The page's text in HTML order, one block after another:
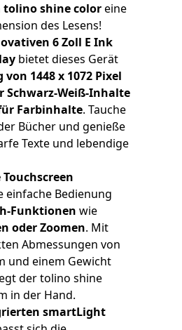
tolino shine coloreine
des Lesens!
6 Zoll E Ink
bietet dieses Gerät
1448 x 1072 Pixel
Schwarz-Weiß-Inhalte
Farbinhalte. Tauche
Bücher und genieße
Texte und lebendige
einfache Bedienung
Funktionen wie
oder Zoomen. Mit
Abmessungen von
und einem Gewicht
der tolino shine
in der Hand.
smartLight